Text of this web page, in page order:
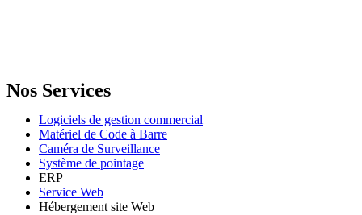
Nos Services
Logiciels de gestion commercial
Matériel de Code à Barre
Caméra de Surveillance
Système de pointage
ERP
Service Web
Hébergement site Web